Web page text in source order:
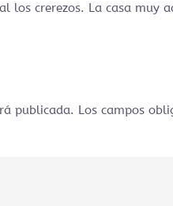
los crerezos. La casa
publicada. Los campos